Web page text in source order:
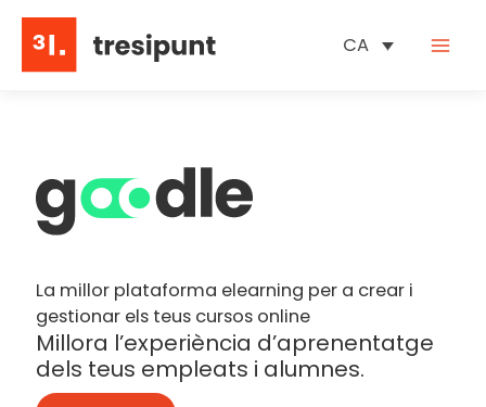
Vés
contingut
CA
La millor plataforma elearning per a crear i
gestionar els teus cursos online
Millora l’experiència d’aprenentatge
dels teus empleats i alumnes.